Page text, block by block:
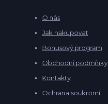
O nás
Jak nakupovat
Bonusový program
Obchodní podmínky
Kontakty
Ochrana soukromí